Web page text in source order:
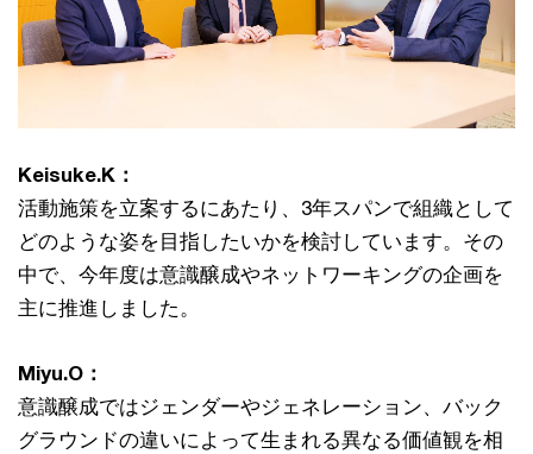
Keisuke.K：
活動施策を立案するにあたり、3年スパンで組織として
どのような姿を目指したいかを検討しています。その
中で、今年度は意識醸成やネットワーキングの企画を
主に推進しました。
Miyu.O：
意識醸成ではジェンダーやジェネレーション、バック
グラウンドの違いによって生まれる異なる価値観を相